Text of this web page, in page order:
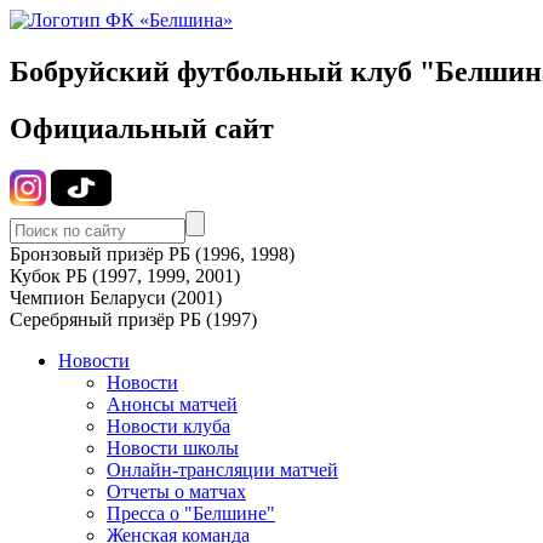
Бобруйский футбольный клуб
Официальный сайт
Бронзовый призёр РБ (1996, 1998)
Кубок РБ (1997, 1999, 2001)
Чемпион Беларуси (2001)
Серебряный призёр РБ (1997)
Новости
Новости
Анонсы матчей
Новости клуба
Новости школы
Онлайн-трансляции матчей
Отчеты о матчах
Пресса о "Белшине"
Женская команда